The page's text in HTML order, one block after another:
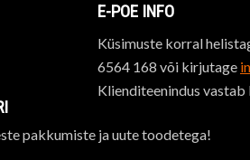
E-POE INFO
Küsimuste korral
6564 168 või kirjutage
Klienditeenindus vastab
pakkumiste ja uute toodetega!